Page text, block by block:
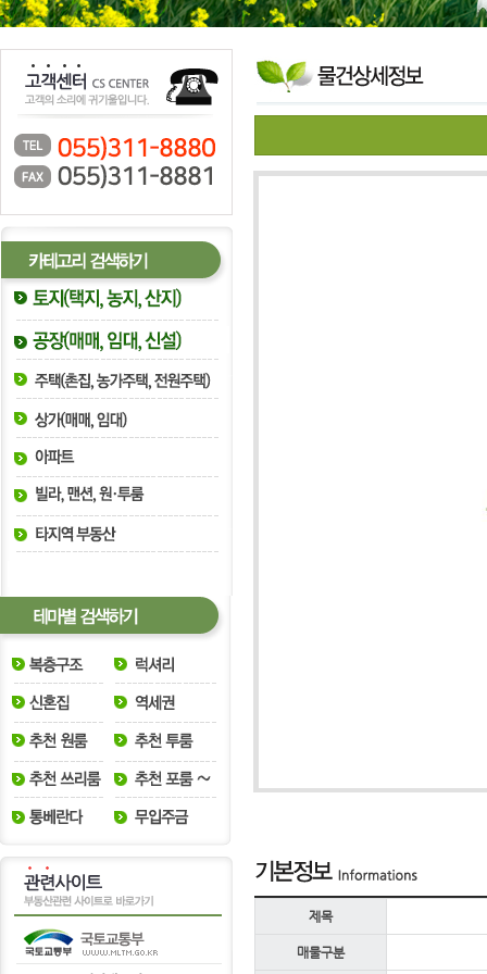
제목
매물구분